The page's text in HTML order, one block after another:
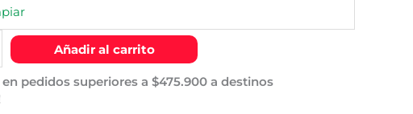
Añadir al carrito
pedidos superiores a $475.900 a destinos